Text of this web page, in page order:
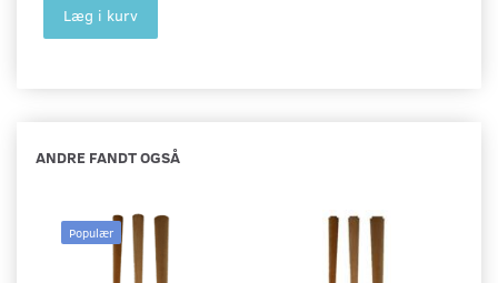
Læg i kurv
ANDRE FANDT OGSÅ
Populær